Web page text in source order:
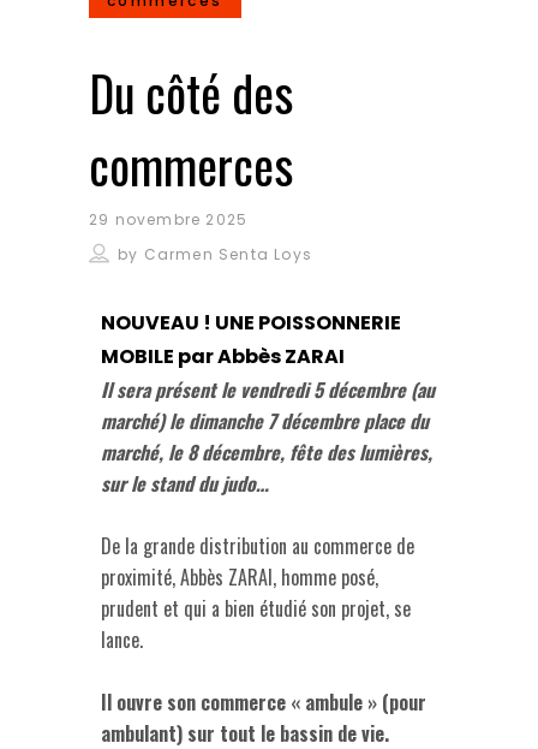
Du côté des
commerces
29 novembre 2025
by Carmen Senta Loys
NOUVEAU ! UNE POISSONNERIE
MOBILE par Abbès ZARAI
Il sera présent le vendredi 5 décembre (au
marché) le dimanche 7 décembre place du
marché, le 8 décembre, fête des lumières,
sur le stand du judo…
De la grande distribution au commerce de
proximité, Abbès ZARAI, homme posé,
prudent et qui a bien étudié son projet, se
lance.
Il ouvre son commerce « ambule » (pour
ambulant) sur tout le bassin de vie.